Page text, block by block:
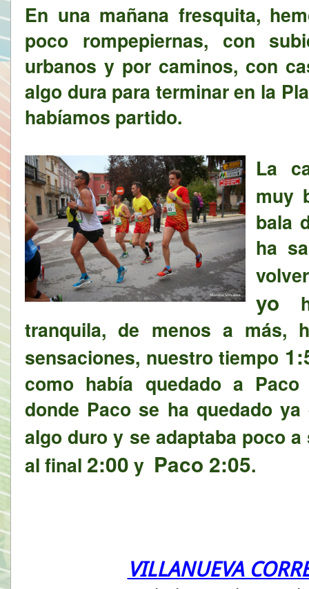
En una mañana fresquita,
poco rompepiernas, con
urbanos y por caminos, con
algo dura para terminar en la
habíamos partido.
La
muy
bala
ha
yo
tranquila, de menos a más,
sensaciones, nuestro tiempo
como había quedado a
donde Paco se ha quedado
algo duro y se adaptaba poco
al final 2:00 y Paco 2:05.
VILLANUEVA